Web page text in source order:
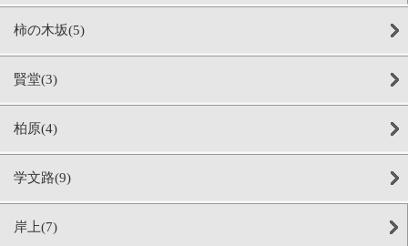
柿の木坂(5)
賢堂(3)
柏原(4)
学文路(9)
岸上(7)